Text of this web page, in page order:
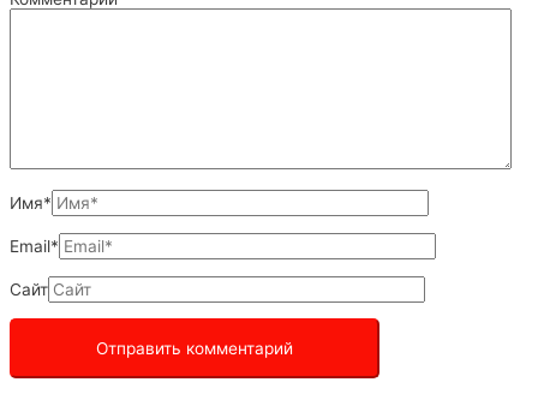
Имя*
Email*
Сайт